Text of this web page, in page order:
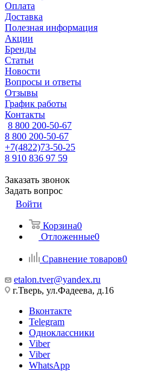
Оплата
Доставка
Полезная информация
Акции
Бренды
Статьи
Новости
Вопросы и ответы
Отзывы
График работы
Контакты
8 800 200-50-67
8 800 200-50-67
+7(4822)73-50-25
8 910 836 97 59
Заказать звонок
Задать вопрос
Войти
Корзина0
Отложенные0
Сравнение товаров0
etalon.tver@yandex.ru
г.Тверь, ул.Фадеева, д.16
Вконтакте
Telegram
Одноклассники
Viber
Viber
WhatsApp